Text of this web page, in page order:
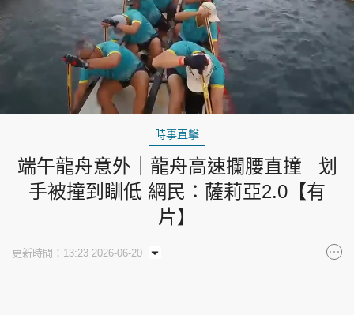
Unmute Loaded
25.18%
時事直擊
端午龍舟意外｜龍舟高速攔腰直撞 划
手被撞到瞓低 網民：薩莉亞2.0【有
片】
更新時間：13:23 2026-06-20